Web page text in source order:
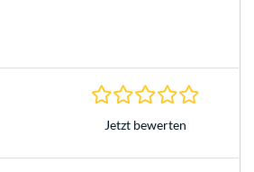
Jetzt bewerten